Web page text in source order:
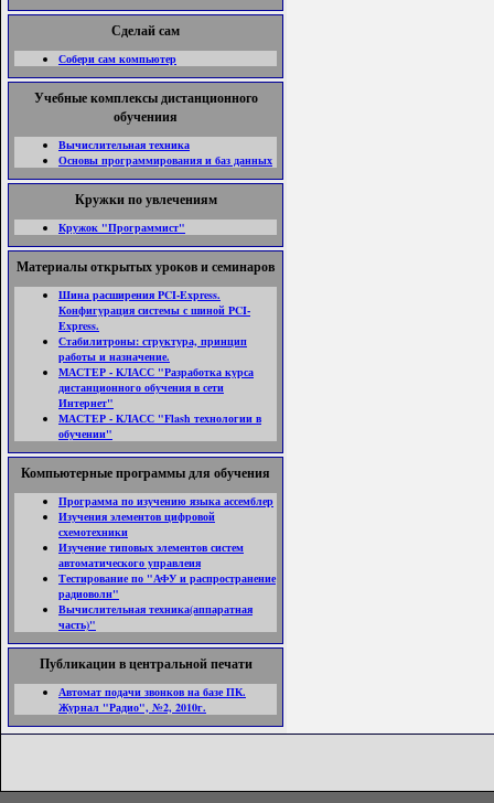
Сделай сам
Собери сам компьютер
Учебные комплексы дистанционного
обучениия
Вычислительная техника
Основы программирования и баз данных
Кружки по увлечениям
Кружок "Программист"
Материалы открытых уроков и семинаров
Шина расширения PCI-Express.
Конфигурация системы с шиной PCI-
Express.
Стабилитроны: структура, принцип
работы и назначение.
МАСТЕР - КЛАСС "Разработка курса
дистанционного обучения в сети
Интернет"
МАСТЕР - КЛАСС "Flash технологии в
обучении"
Компьютерные программы для обучения
Программа по изучению языка ассемблер
Изучения элементов цифровой
схемотехники
Изучение типовых элементов систем
автоматического управлеия
Тестирование по "АФУ и распространение
радиоволн"
Вычислительная техника(аппаратная
часть)"
Публикации в центральной печати
Автомат подачи звонков на базе ПК.
Журнал "Радио", №2, 2010г.